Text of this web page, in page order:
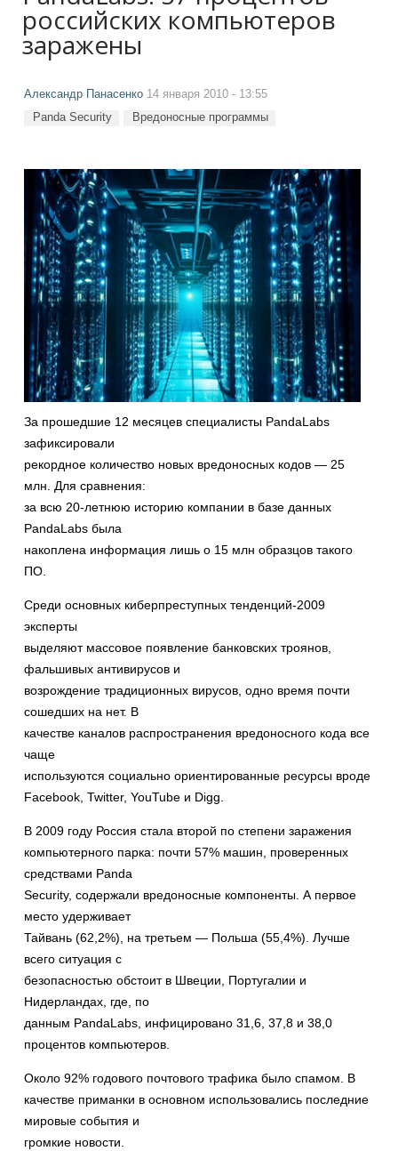
российских компьютеров
заражены
Александр Панасенко 14 января 2010 - 13:55
Panda Security Вредоносные программы
За прошедшие 12 месяцев специалисты PandaLabs
зафиксировали
рекордное количество новых вредоносных кодов — 25
млн. Для сравнения:
за всю 20-летнюю историю компании в базе данных
PandaLabs была
накоплена информация лишь о 15 млн образцов такого
ПО.
Среди основных киберпреступных тенденций-2009
эксперты
выделяют массовое появление банковских троянов,
фальшивых антивирусов и
возрождение традиционных вирусов, одно время почти
сошедших на нет. В
качестве каналов распространения вредоносного кода все
чаще
используются социально ориентированные ресурсы вроде
Facebook, Twitter, YouTube и Digg.
В 2009 году Россия стала второй по степени заражения
компьютерного парка: почти 57% машин, проверенных
средствами Panda
Security, содержали вредоносные компоненты. А первое
место удерживает
Тайвань (62,2%), на третьем — Польша (55,4%). Лучше
всего ситуация с
безопасностью обстоит в Швеции, Португалии и
Нидерландах, где, по
данным PandaLabs, инфицировано 31,6, 37,8 и 38,0
процентов компьютеров.
Около 92% годового почтового трафика было спамом. В
качестве приманки в основном использовались последние
мировые события и
громкие новости.